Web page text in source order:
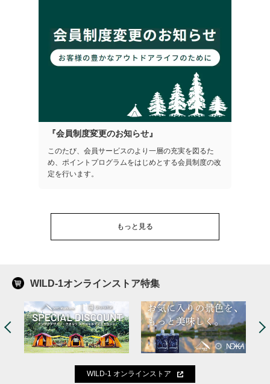
『会員制度変更のお知らせ』
このたび、会員サービスのより一層の充実を図るた
め、ポイントプログラムをはじめとする会員制度の改
定を行います。
スノーピークの人気商品がお買い得なセットで登場！
もっと見る
WILD-1オンラインストア特集
WILD-1 オンラインストア